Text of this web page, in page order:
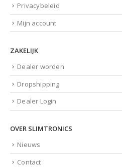
Privacybeleid
Mijn account
ZAKELIJK
Dealer worden
Dropshipping
Dealer Login
OVER SLIMTRONICS
Nieuws
Contact